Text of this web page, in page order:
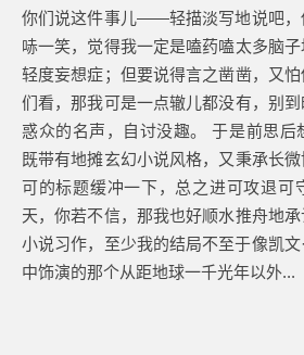
你们说这件事儿——轻描淡写地说吧，
哧一笑，觉得我一定是嗑药嗑太多脑
轻度妄想症；但要说得言之凿凿，又
们看，那我可是一点辙儿都没有，别
惑众的名声，自讨没趣。 于是前思后
既带有地摊玄幻小说风格，又秉承长
可的标题缓冲一下，总之进可攻退可
天，你若不信，那我也好顺水推舟地
小说习作，至少我的结局不至于像凯文
中饰演的那个从距地球一千光年以外...